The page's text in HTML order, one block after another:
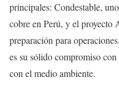
principales: Condestable,
cobre en Perú, y el proyecto
preparación para
es su sólido compromiso
con el medio ambiente.